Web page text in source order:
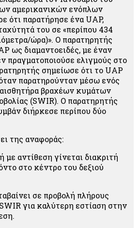
αμερικανικών ενόπλων
ότι παρατήρησε ένα UAP,
του σε «περίπου 434
ώρα)». Ο παρατηρητής
ως διαμαντοειδές, με έναν
πραγματοποιούσε ελιγμούς στο
σημείωσε ότι το UAP
παρατηρούνταν μέσω ενός
βραχέων κυμάτων
(SWIR). Ο παρατηρητής
διήρκεσε περίπου δύο
της αναφοράς:
με αντίθεση γίνεται διακριτή
στο κέντρο του δεξιού
σε προβολή πλήρους
για καλύτερη εστίαση στην